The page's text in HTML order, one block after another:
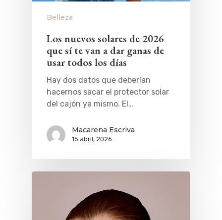
Belleza
Los nuevos solares de 2026
que sí te van a dar ganas de
usar todos los días
Hay dos datos que deberían
hacernos sacar el protector solar
del cajón ya mismo. El…
Macarena Escriva
15 abril, 2026